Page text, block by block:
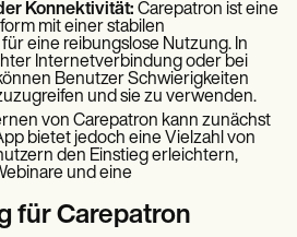
Konnektivität: Carepatron ist eine
mit einer stabilen
eine reibungslose Nutzung. In
Internetverbindung oder bei
Benutzer Schwierigkeiten
und sie zu verwenden.
von Carepatron kann zunächst
bietet jedoch eine Vielzahl von
den Einstieg erleichtern,
und eine
für Carepatron